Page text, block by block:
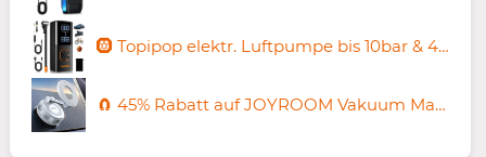
🛞 Topipop elektr. Luftpumpe bis 10bar & 4 Modi für 19,90€ (statt 29€)
🧲 45% Rabatt auf JOYROOM Vakuum MagSafe Halterung ab 7,94€ (statt 15€)